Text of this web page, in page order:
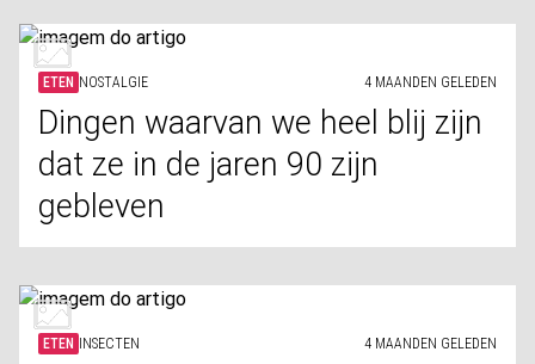
ETEN NOSTALGIE 4 MAANDEN GELEDEN
Dingen waarvan we heel blij zijn
dat ze in de jaren 90 zijn
gebleven
ETEN INSECTEN 4 MAANDEN GELEDEN